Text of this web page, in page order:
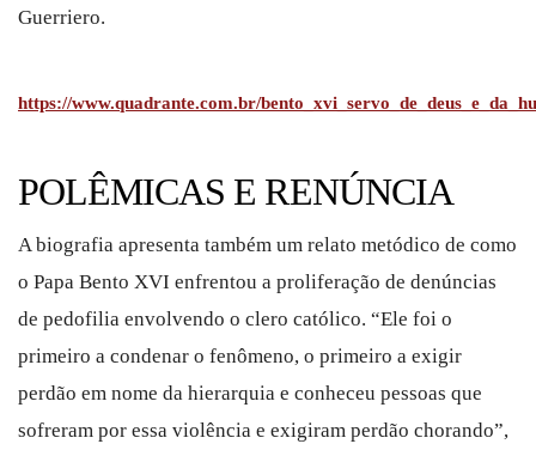
Guerriero.
https://www.quadrante.com.br/
POLÊMICAS E RENÚNCIA
A biografia apresenta também um relato metódico de como
o Papa Bento XVI enfrentou a proliferação de denúncias
de pedofilia envolvendo o clero católico. “Ele foi o
primeiro a condenar o fenômeno, o primeiro a exigir
perdão em nome da hierarquia e conheceu pessoas que
sofreram por essa violência e exigiram perdão chorando”,